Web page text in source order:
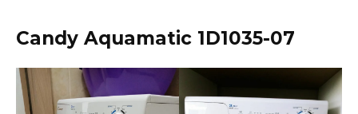
Candy Aquamatic 1D1035-07